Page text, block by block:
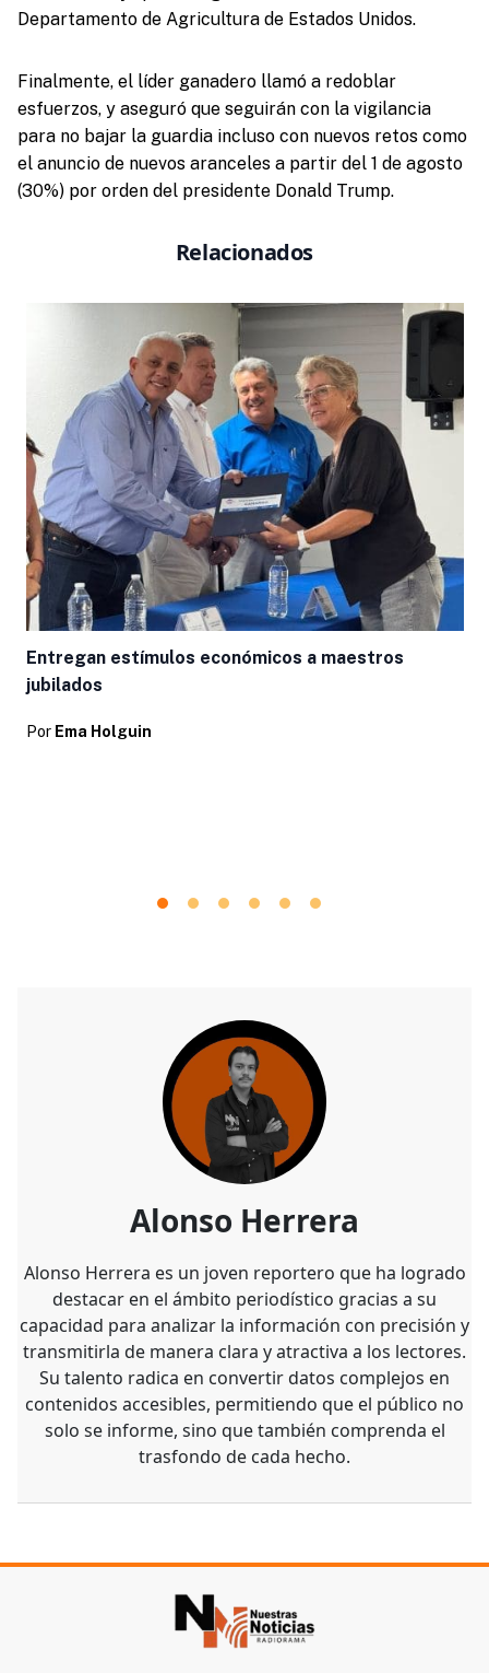
Departamento de Agricultura de Estados Unidos.
Finalmente, el líder ganadero llamó a redoblar
esfuerzos, y aseguró que seguirán con la vigilancia
para no bajar la guardia incluso con nuevos retos como
el anuncio de nuevos aranceles a partir del 1 de agosto
(30%) por orden del presidente Donald Trump.
Relacionados
Entregan estímulos económicos a maestros
jubilados
Por Ema Holguin
Alonso Herrera
Alonso Herrera es un joven reportero que ha logrado
destacar en el ámbito periodístico gracias a su
capacidad para analizar la información con precisión y
transmitirla de manera clara y atractiva a los lectores.
Su talento radica en convertir datos complejos en
contenidos accesibles, permitiendo que el público no
solo se informe, sino que también comprenda el
trasfondo de cada hecho.